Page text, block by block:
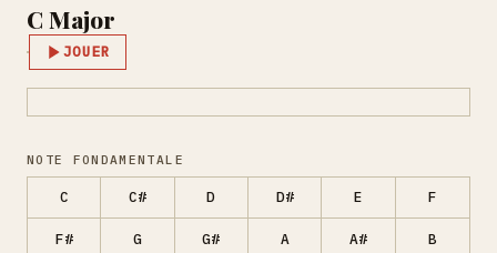
C Major
JOUER
NOTE FONDAMENTALE
C C# D D# E F
F# G G# A A# B